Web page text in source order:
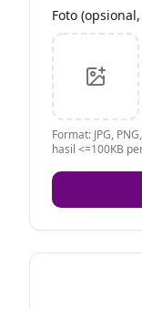
Foto
Format: JPG,
hasil <=100KB